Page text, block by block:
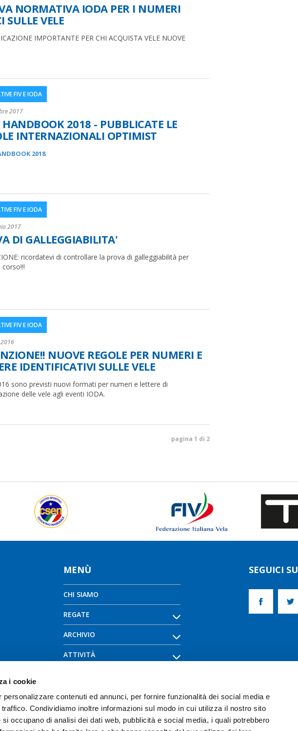
i cookie
contenuti ed annunci, per fornire funzionalità dei social media e
Condividiamo inoltre informazioni sul modo in cui utilizza il nostro sito
occupano di analisi dei dati web, pubblicità e social media, i quali potrebbero
NORMATIVA IODA PER I NUMERI
SULLE VELE
IMPORTANTE PER CHI ACQUISTA VELE NUOVE
FIV E IODA
2017
HANDBOOK 2018 - PUBBLICATE LE
INTERNAZIONALI OPTIMIST
2018
FIV E IODA
2017
DI GALLEGGIABILITA'
ricordatevi di controllare la prova di galleggiabilità per
FIV E IODA
NUOVE REGOLE PER NUMERI E
IDENTIFICATIVI SULLE VELE
sono previsti nuovi formati per numeri e lettere di
delle vele agli eventi IODA.
pagina 1 di 2
MENÙ
CHI SIAMO
REGATE
ARCHIVIO
ATTIVITÀ
TESSERAMENTI
SEGUICI SU